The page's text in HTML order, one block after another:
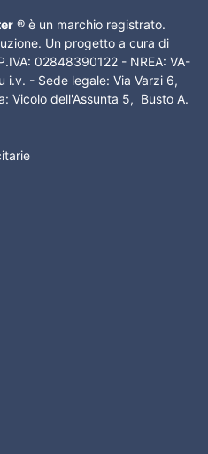
® è un marchio registrato.
Un progetto a cura di
02848390122 - NREA: VA-
i.v. - Sede legale: Via Varzi 6,
Vicolo dell'Assunta 5, Busto A.